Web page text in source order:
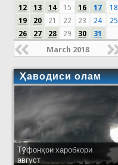
12
13 14 15 16 17
18
19
20 21 22 23 24
25
26
27 28 29 30 31
March 2018
Ҳаводиси олам
Тӯфонҳои харобкори
август